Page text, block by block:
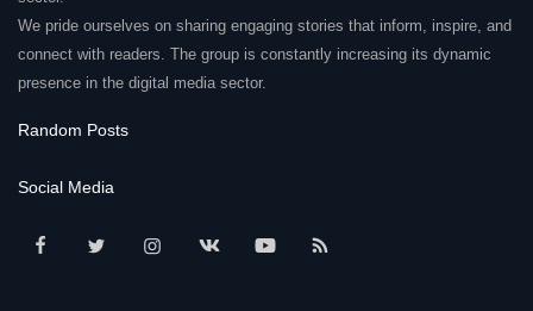
We pride ourselves on sharing engaging stories that inform, inspire, and
connect with readers. The group is constantly increasing its dynamic
presence in the digital media sector.
Random Posts
Social Media